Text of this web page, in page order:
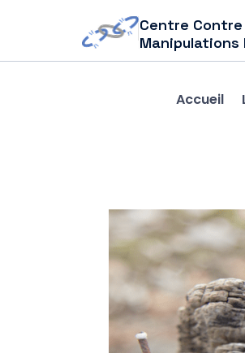
Centre Contre
Manipulations
Accueil